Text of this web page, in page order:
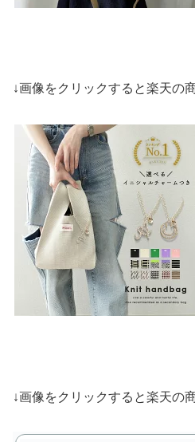
↓画像をクリックすると楽天の
↓画像をクリックすると楽天の